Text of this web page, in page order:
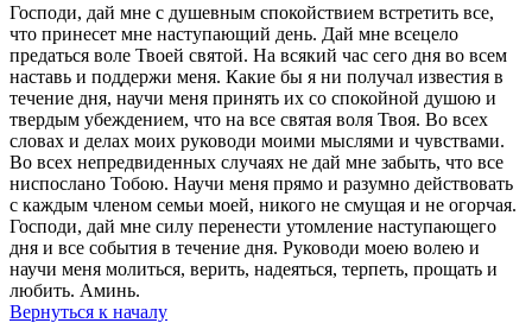
Господи, дай мне с душевным спокойствием встретить все,
что принесет мне наступающий день. Дай мне всецело
предаться воле Твоей святой. На всякий час сего дня во всем
наставь и поддержи меня. Какие бы я ни получал известия в
течение дня, научи меня принять их со спокойной душою и
твердым убеждением, что на все святая воля Твоя. Во всех
словах и делах моих руководи моими мыслями и чувствами.
Во всех непредвиденных случаях не дай мне забыть, что все
ниспослано Тобою. Научи меня прямо и разумно действовать
с каждым членом семьи моей, никого не смущая и не огорчая.
Господи, дай мне силу перенести утомление наступающего
дня и все события в течение дня. Руководи моею волею и
научи меня молиться, верить, надеяться, терпеть, прощать и
любить. Аминь.
Вернуться к началу